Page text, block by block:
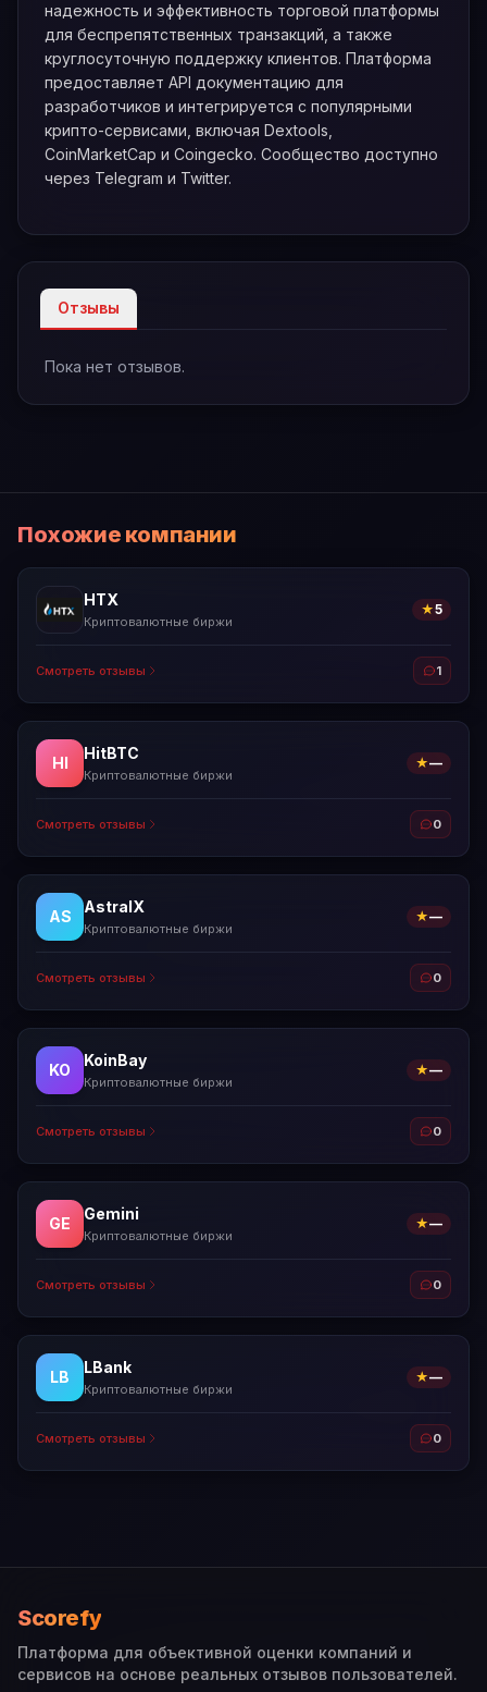
надежность и эффективность торговой платформы
для беспрепятственных транзакций, а также
круглосуточную поддержку клиентов. Платформа
предоставляет API документацию для
разработчиков и интегрируется с популярными
крипто-сервисами, включая Dextools,
CoinMarketCap и Coingecko. Сообщество доступно
через Telegram и Twitter.
Отзывы
Пока нет отзывов.
Похожие компании
HTX
Криптовалютные биржи
★5
Смотреть отзывы 1
HI
HitBTC
Криптовалютные биржи
★—
Смотреть отзывы 0
AS
AstralX
Криптовалютные биржи
★—
Смотреть отзывы 0
KO
KoinBay
Криптовалютные биржи
★—
Смотреть отзывы 0
GE
Gemini
Криптовалютные биржи
★—
Смотреть отзывы 0
LB
LBank
Криптовалютные биржи
★—
Смотреть отзывы 0
Scorefy
Платформа для объективной оценки компаний и
сервисов на основе реальных отзывов пользователей.